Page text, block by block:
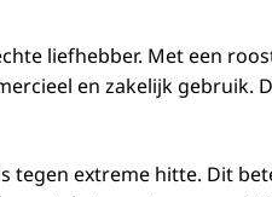
liefhebber. Met een
en zakelijk gebruik.
extreme hitte. Dit